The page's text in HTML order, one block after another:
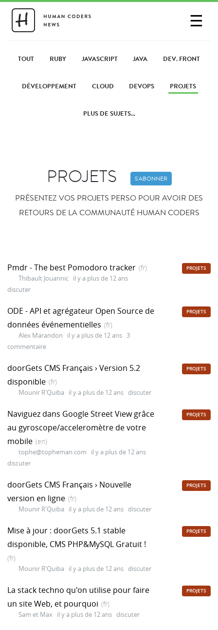
☰
PARTAGER UN LIEN
TOUT RUBY JAVASCRIPT JAVA DEV. FRONT
DÉVELOPPEMENT CLOUD DEVOPS PROJETS
PLUS DE SUJETS...
PROJETS S'ABONNER
PRÉSENTEZ VOS PROJETS PERSO POUR AVOIR DES
RETOURS DE LA COMMUNAUTÉ HUMAN CODERS
Pmdr - The best Pomodoro tracker (fr)
Thibault Jouannic il y a plus de 12 ans
discuter
PROJETS
ODE - API et agrégateur Open Source de
données événementielles (fr)
Alex Marandon il y a plus de 12 ans 3
commentaire
PROJETS
doorGets CMS Français › Version 5.2
disponible (fr)
Mounir R'Quiba il y a plus de 12 ans discuter
PROJETS
Naviguez dans Google Street View grâce
au gyroscope/acceleromètre de votre
mobile (en)
tophe@topheman.com
il y a plus de 12 ans
discuter
PROJETS
doorGets CMS Français › Nouvelle
version en ligne (fr)
Mounir R'Quiba il y a plus de 12 ans discuter
PROJETS
Mise à jour : doorGets 5.1 stable
disponible, CMS PHP&MySQL Gratuit !
(fr)
Mounir R'Quiba il y a plus de 12 ans discuter
PROJETS
La stack techno qu'on utilise pour faire
un site Web, et pourquoi (fr)
Sam et Max il y a plus de 12 ans discuter
PROJETS